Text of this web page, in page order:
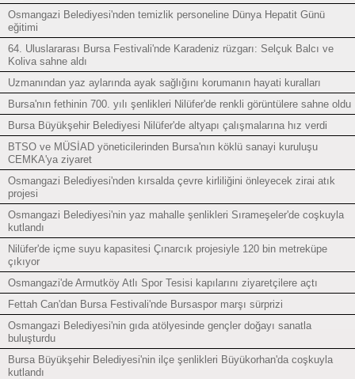
Osmangazi Belediyesi'nden temizlik personeline Dünya Hepatit Günü
eğitimi
64. Uluslararası Bursa Festivali'nde Karadeniz rüzgarı: Selçuk Balcı ve
Koliva sahne aldı
Uzmanından yaz aylarında ayak sağlığını korumanın hayati kuralları
Bursa'nın fethinin 700. yılı şenlikleri Nilüfer'de renkli görüntülere sahne oldu
Bursa Büyükşehir Belediyesi Nilüfer'de altyapı çalışmalarına hız verdi
BTSO ve MÜSİAD yöneticilerinden Bursa'nın köklü sanayi kuruluşu
CEMKA'ya ziyaret
Osmangazi Belediyesi'nden kırsalda çevre kirliliğini önleyecek zirai atık
projesi
Osmangazi Belediyesi'nin yaz mahalle şenlikleri Sırameşeler'de coşkuyla
kutlandı
Nilüfer'de içme suyu kapasitesi Çınarcık projesiyle 120 bin metreküpe
çıkıyor
Osmangazi'de Armutköy Atlı Spor Tesisi kapılarını ziyaretçilere açtı
Fettah Can'dan Bursa Festivali'nde Bursaspor marşı sürprizi
Osmangazi Belediyesi'nin gıda atölyesinde gençler doğayı sanatla
buluşturdu
Bursa Büyükşehir Belediyesi'nin ilçe şenlikleri Büyükorhan'da coşkuyla
kutlandı